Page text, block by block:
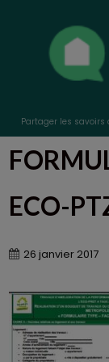
Partager les
ECO-
26 janvier 2017